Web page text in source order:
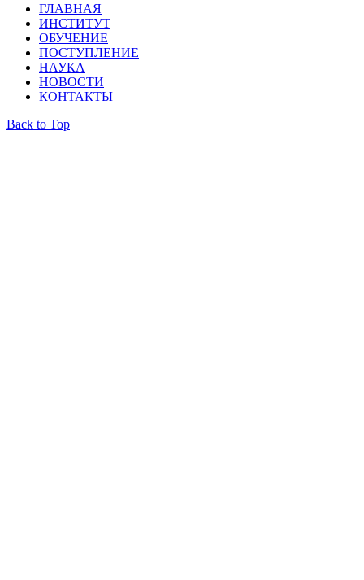
ГЛАВНАЯ
ИНСТИТУТ
ОБУЧЕНИЕ
ПОСТУПЛЕНИЕ
НАУКА
НОВОСТИ
КОНТАКТЫ
Back to Top